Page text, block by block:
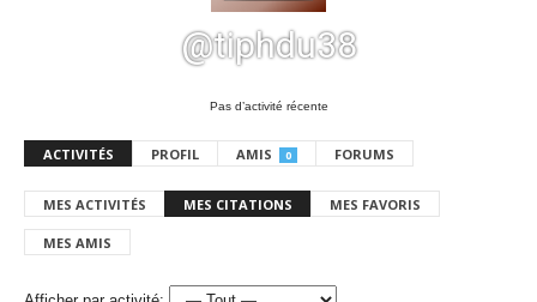
@tiphdu38
Pas d’activité récente
ACTIVITÉS PROFIL AMIS 0 FORUMS
MES ACTIVITÉS MES CITATIONS MES FAVORIS
MES AMIS